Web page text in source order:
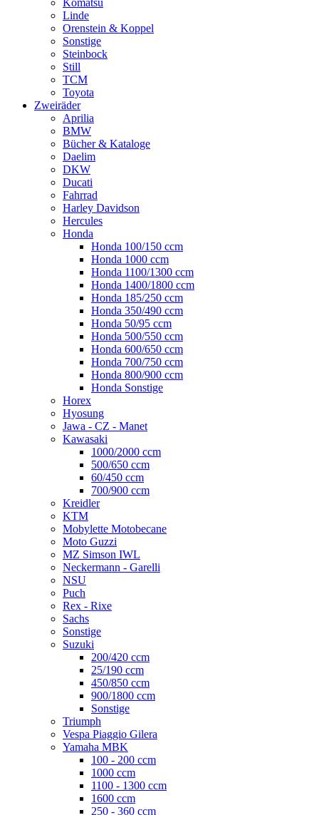
Komatsu
Linde
Orenstein & Koppel
Sonstige
Steinbock
Still
TCM
Toyota
Zweiräder
Aprilia
BMW
Bücher & Kataloge
Daelim
DKW
Ducati
Fahrrad
Harley Davidson
Hercules
Honda
Honda 100/150 ccm
Honda 1000 ccm
Honda 1100/1300 ccm
Honda 1400/1800 ccm
Honda 185/250 ccm
Honda 350/490 ccm
Honda 50/95 ccm
Honda 500/550 ccm
Honda 600/650 ccm
Honda 700/750 ccm
Honda 800/900 ccm
Honda Sonstige
Horex
Hyosung
Jawa - CZ - Manet
Kawasaki
1000/2000 ccm
500/650 ccm
60/450 ccm
700/900 ccm
Kreidler
KTM
Mobylette Motobecane
Moto Guzzi
MZ Simson IWL
Neckermann - Garelli
NSU
Puch
Rex - Rixe
Sachs
Sonstige
Suzuki
200/420 ccm
25/190 ccm
450/850 ccm
900/1800 ccm
Sonstige
Triumph
Vespa Piaggio Gilera
Yamaha MBK
100 - 200 ccm
1000 ccm
1100 - 1300 ccm
1600 ccm
250 - 360 ccm